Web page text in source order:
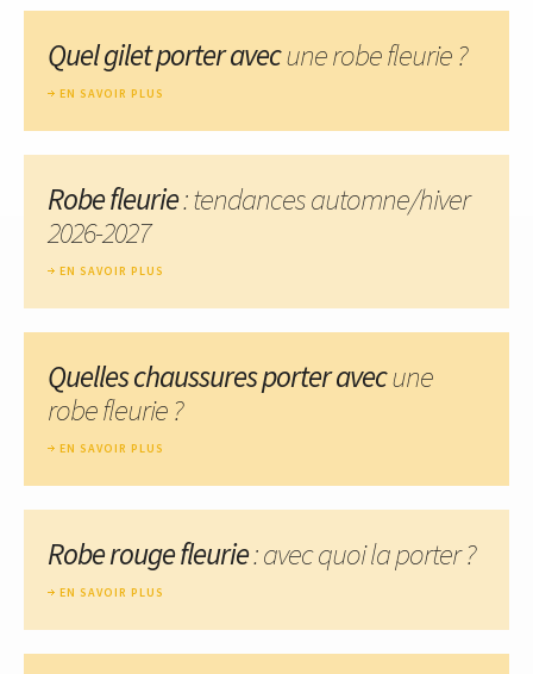
Quel gilet porter avecune robe fleurie ?
EN SAVOIR PLUS
Robe fleurie: tendances automne/hiver
2026-2027
EN SAVOIR PLUS
Quelles chaussures porter avecune
robe fleurie ?
EN SAVOIR PLUS
Robe rouge fleurie: avec quoi la porter ?
EN SAVOIR PLUS